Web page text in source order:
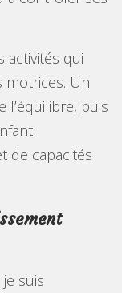
activités qui
Un
puis
de capacités
suis